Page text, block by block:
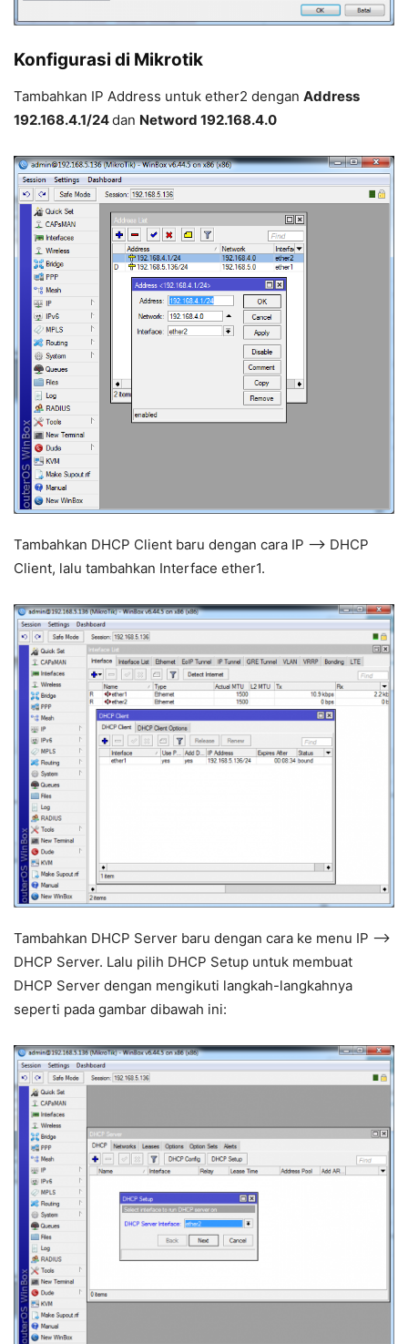
Konfigurasi di Mikrotik
Tambahkan IP Address untuk ether2 dengan Address
192.168.4.1/24dan Netword 192.168.4.0
Tambahkan DHCP Client baru dengan cara IP –> DHCP
Client, lalu tambahkan Interface ether1.
Tambahkan DHCP Server baru dengan cara ke menu IP –>
DHCP Server. Lalu pilih DHCP Setup untuk membuat
DHCP Server dengan mengikuti langkah-langkahnya
seperti pada gambar dibawah ini: